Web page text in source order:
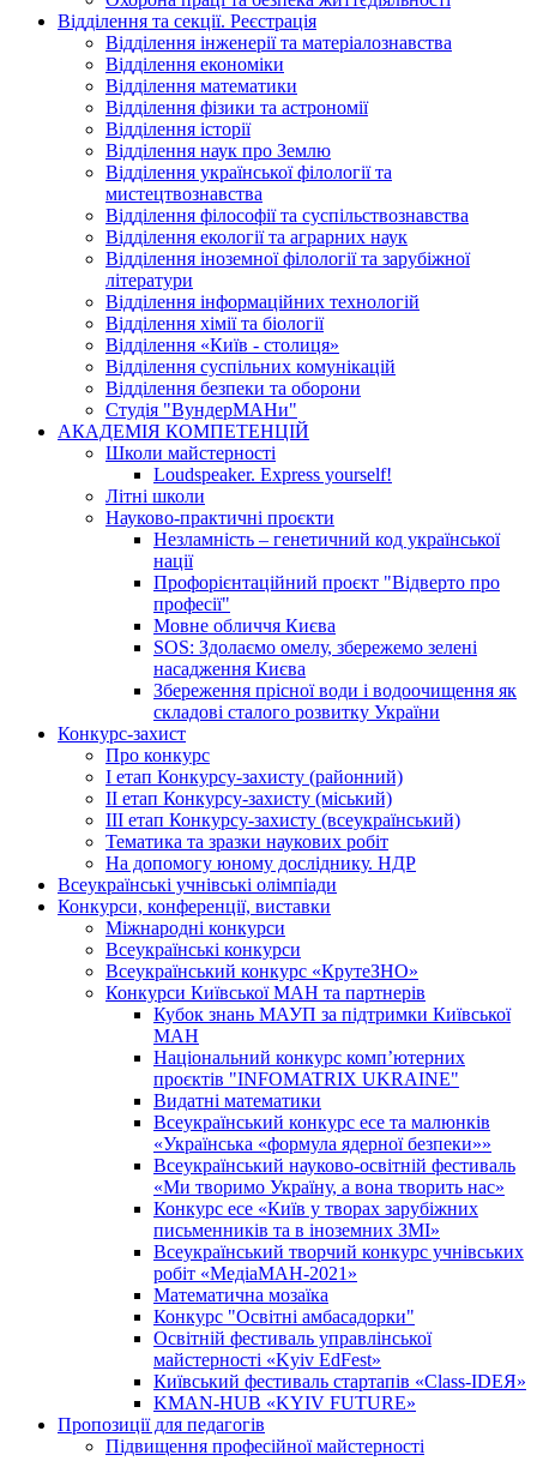
Відділення та секції. Реєстрація
Відділення інженерії та матеріалознавства
Відділення економіки
Відділення математики
Відділення фізики та астрономії
Відділення історії
Відділення наук про Землю
Відділення української філології та
мистецтвознавства
Відділення філософії та суспільствознавства
Відділення екології та аграрних наук
Відділення іноземної філології та зарубіжної
літератури
Відділення інформаційних технологій
Відділення хімії та біології
Відділення «Київ - столиця»
Відділення суспільних комунікацій
Відділення безпеки та оборони
Студія "ВундерМАНи"
АКАДЕМІЯ КОМПЕТЕНЦІЙ
Школи майстерності
Loudspeaker. Express yourself!
Літні школи
Науково-практичні проєкти
Незламність – генетичний код української
нації
Профорієнтаційний проєкт "Відверто про
професії"
Мовне обличчя Києва
SOS: Здолаємо омелу, збережемо зелені
насадження Києва
Збереження прісної води і водоочищення як
складові сталого розвитку України
Конкурс-захист
Про конкурс
І етап Конкурсу-захисту (районний)
ІІ етап Конкурсу-захисту (міський)
ІІІ етап Конкурсу-захисту (всеукраїнський)
Тематика та зразки наукових робіт
На допомогу юному досліднику. НДР
Всеукраїнські учнівські олімпіади
Конкурси, конференції, виставки
Міжнародні конкурси
Всеукраїнські конкурси
Всеукраїнський конкурс «КрутеЗНО»
Конкурси Київської МАН та партнерів
Кубок знань МАУП за підтримки Київської
МАН
Національний конкурс комп’ютерних
проєктів "INFOMATRIX UKRAINE"
Видатні математики
Всеукраїнський конкурс есе та малюнків
«Українська «формула ядерної безпеки»»
Всеукраїнський науково-освітній фестиваль
«Ми творимо Україну, а вона творить нас»
Конкурс есе «Київ у творах зарубіжних
письменників та в іноземних ЗМІ»
Всеукраїнський творчий конкурс учнівських
робіт «МедіаМАН-2021»
Математична мозаїка
Конкурс "Освітні амбасадорки"
Освітній фестиваль управлінської
майстерності «Kyiv EdFest»
Київський фестиваль стартапів «Class-IDEЯ»
KMAN-HUB «KYIV FUTURE»
Пропозиції для педагогів
Підвищення професійної майстерності